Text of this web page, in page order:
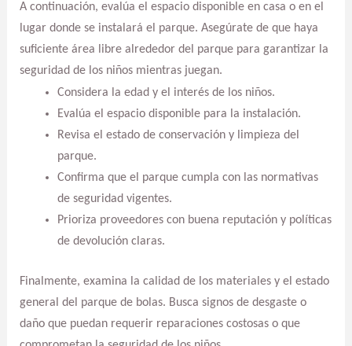
A continuación, evalúa el espacio disponible en casa o en el
lugar donde se instalará el parque. Asegúrate de que haya
suficiente área libre alrededor del parque para garantizar la
seguridad de los niños mientras juegan.
Considera la edad y el interés de los niños.
Evalúa el espacio disponible para la instalación.
Revisa el estado de conservación y limpieza del
parque.
Confirma que el parque cumpla con las normativas
de seguridad vigentes.
Prioriza proveedores con buena reputación y políticas
de devolución claras.
Finalmente, examina la calidad de los materiales y el estado
general del parque de bolas. Busca signos de desgaste o
daño que puedan requerir reparaciones costosas o que